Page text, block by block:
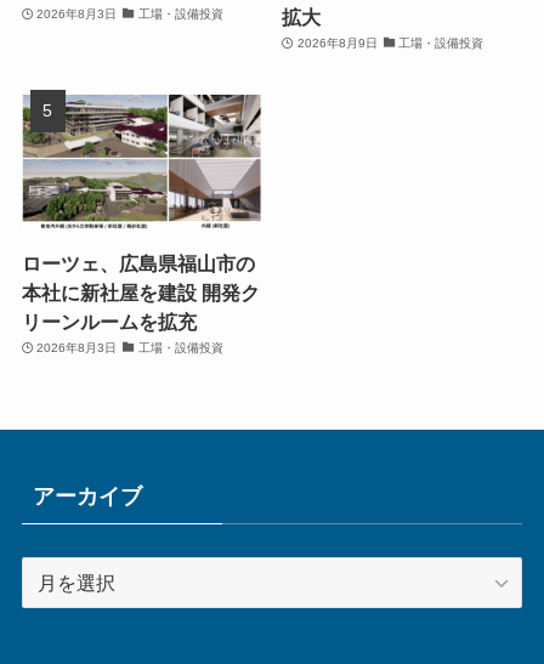
2026年8月3日 工場・設備投資
拡大
2026年8月9日 工場・設備投資
ローツェ、広島県福山市の
本社に新社屋を建設 開発ク
リーンルームを拡充
2026年8月3日 工場・設備投資
アーカイブ
ー